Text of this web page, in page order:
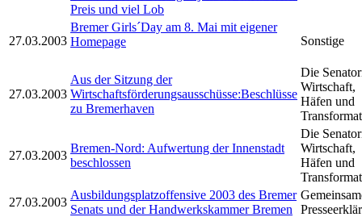
Preis und viel Lob
27.03.2003
Bremer Girls´Day am 8. Mai mit eigener
Homepage
Sonstige
27.03.2003
Aus der Sitzung der
Wirtschaftsförderungsausschüsse:Beschlüsse
zu Bremerhaven
Die
Wirtschaft,
Häfen und
27.03.2003
Bremen-Nord: Aufwertung der Innenstadt
beschlossen
Die
Wirtschaft,
Häfen und
27.03.2003
Ausbildungsplatzoffensive 2003 des Bremer
Senats und der Handwerkskammer Bremen